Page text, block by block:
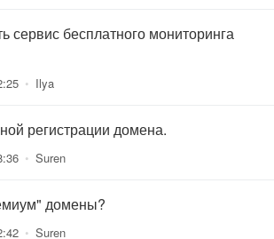
сервис бесплатного мониторинга
• Ilya
регистрации домена.
• Suren
домены?
• Suren